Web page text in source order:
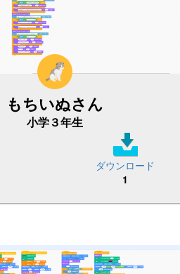
もちいぬさん
小学３年生
ダウンロード
1